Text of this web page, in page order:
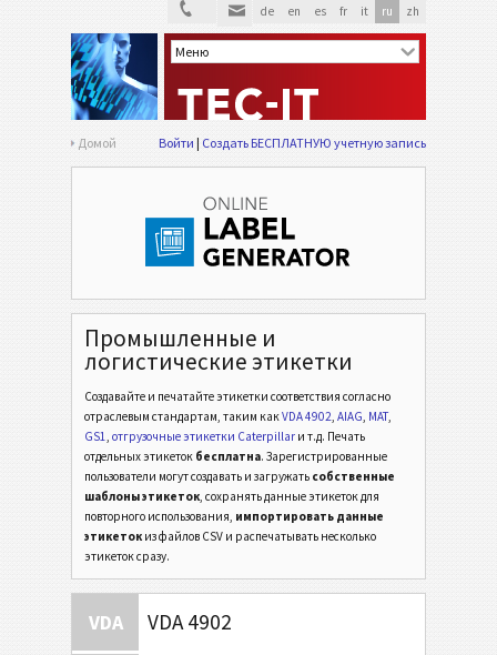
de en es fr it ru zh
Домой Войти Создать БЕСПЛАТНУЮ учетную запись
Промышленные и
логистические этикетки
Создавайте и печатайте этикетки соответствия согласно
отраслевым стандартам, таким какVDA 4902, AIAG, MAT,
GS1, отгрузочные этикетки Caterpillar и т.д. Печать
отдельных этикеток бесплатна. Зарегистрированные
пользователи могут создавать и загружать собственные
шаблоны этикеток, сохранять данные этикеток для
повторного использования, импортировать данные
этикеток из файлов CSV и распечатывать несколько
этикеток сразу.
VDA VDA 4902